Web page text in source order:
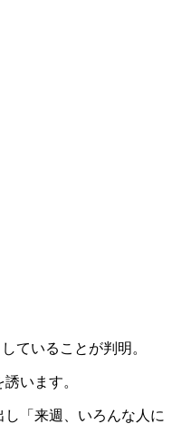
ていることが判明。
います。
「来週、いろんな人に